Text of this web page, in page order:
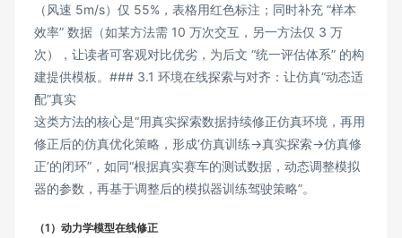
（风速 5m/s）仅 55%，表格用红色标注；同时补充 “样本
效率” 数据（如某方法需 10 万次交互，另一方法仅 3 万
次），让读者可客观对比优劣，为后文 “统一评估体系” 的构
建提供模板。### 3.1 环境在线探索与对齐：让仿真“动态适
配”真实
这类方法的核心是“用真实探索数据持续修正仿真环境，再用
修正后的仿真优化策略，形成‘仿真训练→真实探索→仿真修
正’的闭环”，如同“根据真实赛车的测试数据，动态调整模拟
器的参数，再基于调整后的模拟器训练驾驶策略”。
（1）动力学模型在线修正